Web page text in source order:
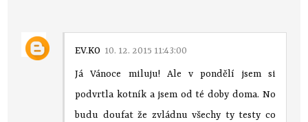
EV.KO 10. 12. 2015 11:43:00
Já Vánoce miluju! Ale v pondělí jsem si
podvrtla kotník a jsem od té doby doma. No
budu doufat že zvládnu všechy ty testy co